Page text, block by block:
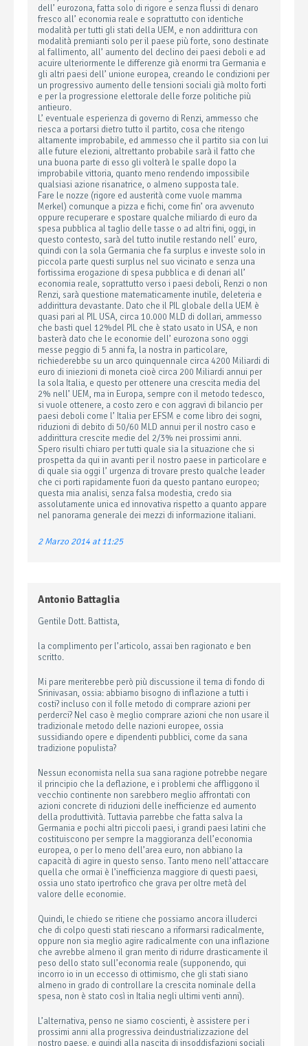
dell’ eurozona, fatta solo di rigore e senza flussi di denaro
fresco all’ economia reale e soprattutto con identiche
modalità per tutti gli stati della UEM, e non addirittura con
modalità premianti solo per il paese più forte, sono destinate
al fallimento, all’ aumento del declino dei paesi deboli e ad
acuire ulteriormente le differenze già enormi tra Germania e
gli altri paesi dell’ unione europea, creando le condizioni per
un progressivo aumento delle tensioni sociali già molto forti
e per la progressione elettorale delle forze politiche più
antieuro.
L’ eventuale esperienza di governo di Renzi, ammesso che
riesca a portarsi dietro tutto il partito, cosa che ritengo
altamente improbabile, ed ammesso che il partito sia con lui
alle future elezioni, altrettanto probabile sarà il fatto che
una buona parte di esso gli volterà le spalle dopo la
improbabile vittoria, quanto meno rendendo impossibile
qualsiasi azione risanatrice, o almeno supposta tale.
Fare le nozze (rigore ed austerità come vuole mamma
Merkel) comunque a pizza e fichi, come fin’ ora avvenuto
oppure recuperare e spostare qualche miliardo di euro da
spesa pubblica al taglio delle tasse o ad altri fini, oggi, in
questo contesto, sarà del tutto inutile restando nell’ euro,
quindi con la sola Germania che fa surplus e investe solo in
piccola parte questi surplus nel suo vicinato e senza una
fortissima erogazione di spesa pubblica e di denari all’
economia reale, soprattutto verso i paesi deboli, Renzi o non
Renzi, sarà questione matematicamente inutile, deleteria e
addirittura devastante. Dato che il PIL globale della UEM è
quasi pari al PIL USA, circa 10.000 MLD di dollari, ammesso
che basti quel 12%del PIL che è stato usato in USA, e non
basterà dato che le economie dell’ eurozona sono oggi
messe peggio di 5 anni fa, la nostra in particolare,
richiederebbe su un arco quinquennale circa 4200 Miliardi di
euro di iniezioni di moneta cioè circa 200 Miliardi annui per
la sola Italia, e questo per ottenere una crescita media del
2% nell’ UEM, ma in Europa, sempre con il metodo tedesco,
si vuole ottenere, a costo zero e con aggravi di bilancio per
paesi deboli come l’ Italia per EFSM e come libro dei sogni,
riduzioni di debito di 50/60 MLD annui per il nostro caso e
addirittura crescite medie del 2/3% nei prossimi anni.
Spero risulti chiaro per tutti quale sia la situazione che si
prospetta da qui in avanti per il nostro paese in particolare e
di quale sia oggi l’ urgenza di trovare presto qualche leader
che ci porti rapidamente fuori da questo pantano europeo;
questa mia analisi, senza falsa modestia, credo sia
assolutamente unica ed innovativa rispetto a quanto appare
nel panorama generale dei mezzi di informazione italiani.
2 Marzo 2014 at 11:25
Antonio Battaglia
Gentile Dott. Battista,
la complimento per l’articolo, assai ben ragionato e ben
scritto.
Mi pare meriterebbe però più discussione il tema di fondo di
Srinivasan, ossia: abbiamo bisogno di inflazione a tutti i
costi? incluso con il folle metodo di comprare azioni per
perderci? Nel caso è meglio comprare azioni che non usare il
tradizionale metodo delle nazioni europee, ossia
sussidiando opere e dipendenti pubblici, come da sana
tradizione populista?
Nessun economista nella sua sana ragione potrebbe negare
il principio che la deflazione, e i problemi che affliggono il
vecchio continente non sarebbero meglio affrontati con
azioni concrete di riduzioni delle inefficienze ed aumento
della produttività. Tuttavia parrebbe che fatta salva la
Germania e pochi altri piccoli paesi, i grandi paesi latini che
costituiscono per sempre la maggioranza dell’economia
europea, o per lo meno dell’area euro, non abbiano la
capacità di agire in questo senso. Tanto meno nell’attaccare
quella che ormai è l’inefficienza maggiore di questi paesi,
ossia uno stato ipertrofico che grava per oltre metà del
valore delle economie.
Quindi, le chiedo se ritiene che possiamo ancora illuderci
che di colpo questi stati riescano a riformarsi radicalmente,
oppure non sia meglio agire radicalmente con una inflazione
che avrebbe almeno il gran merito di ridurre drasticamente il
peso dello stato sull’economia reale (supponendo, qui
incorro io in un eccesso di ottimismo, che gli stati siano
almeno in grado di controllare la crescita nominale della
spesa, non è stato così in Italia negli ultimi venti anni).
L’alternativa, penso ne siamo coscienti, è assistere per i
prossimi anni alla progressiva deindustrializzazione del
nostro paese, e quindi alla nascita di insoddisfazioni sociali